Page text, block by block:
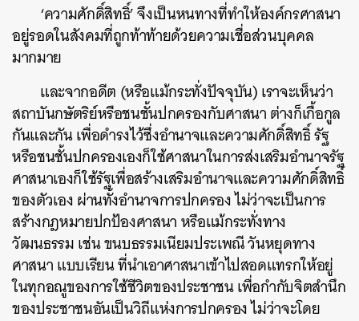
‘ความศักดิ์สิทธิ์’ จึงเป็นหนทางที่ทำให้องค์กรศาสนา
อยู่รอดในสังคมที่ถูกท้าท้ายด้วยความเชื่อส่วนบุคคล
มากมาย
และจากอดีต (หรือแม้กระทั่งปัจจุบัน) เราจะเห็นว่า
สถาบันกษัตริย์หรือชนชั้นปกครองกับศาสนา ต่างก็เกื้อกูล
กันและกัน เพื่อดำรงไว้ซึ่งอำนาจและความศักดิ์สิทธิ์ รัฐ
หรือชนชั้นปกครองเองก็ใช้ศาสนาในการส่งเสริมอำนาจรัฐ
ศาสนาเองก็ใช้รัฐเพื่อสร้างเสริมอำนาจและความศักดิ์สิทธิ์
ของตัวเอง ผ่านทั้งอำนาจการปกครอง ไม่ว่าจะเป็นการ
สร้างกฎหมายปกป้องศาสนา หรือแม้กระทั่งทาง
วัฒนธรรม เช่น ขนบธรรมเนียมประเพณี วันหยุดทาง
ศาสนา แบบเรียน ที่นำเอาศาสนาเข้าไปสอดแทรกให้อยู่
ในทุกอณูของการใช้ชีวิตของประชาชน เพื่อกำกับจิตสำนึก
ของประชาชนอันเป็นวิถีแห่งการปกครอง ไม่ว่าจะโดย